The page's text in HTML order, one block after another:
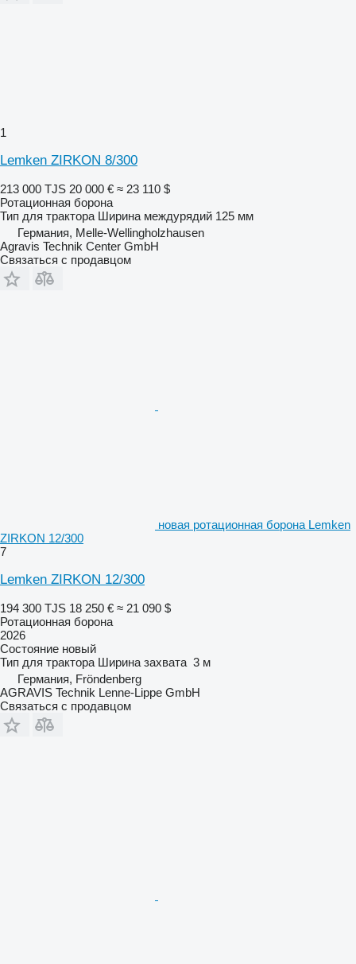
1
Lemken ZIRKON 8/300
213 000 TJS 20 000 € ≈ 23 110 $
Ротационная борона
Тип для трактора Ширина междурядий 125 мм
Германия, Melle-Wellingholzhausen
Agravis Technik Center GmbH
Связаться с продавцом
новая ротационная борона Lemken
ZIRKON 12/300
7
Lemken ZIRKON 12/300
194 300 TJS 18 250 € ≈ 21 090 $
Ротационная борона
2026
Состояние новый
Тип для трактора Ширина захвата 3 м
Германия, Fröndenberg
AGRAVIS Technik Lenne-Lippe GmbH
Связаться с продавцом